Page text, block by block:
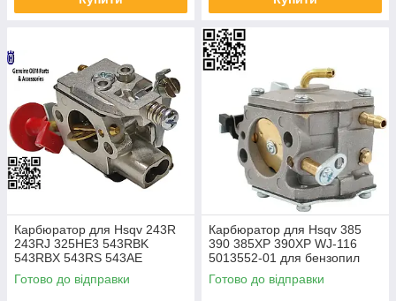
Карбюратор для Hsqv 243R
243RJ 325HE3 543RBK
543RBX 543RS 543AE
5849014-01 966787601
966787701 577992805
Готово до відправки
Карбюратор для Hsqv 385
390 385XP 390XP WJ-116
5013552-01 для бензопил
Хускв
Готово до відправки